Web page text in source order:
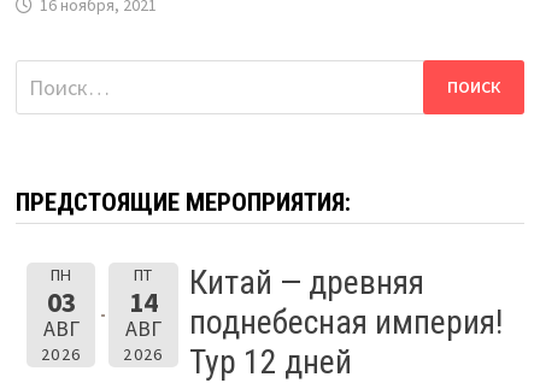
16 ноября, 2021
Найти:
ПРЕДСТОЯЩИЕ МЕРОПРИЯТИЯ:
ПН
03
АВГ
2026
ПТ
14
АВГ
2026
Китай — древняя
поднебесная империя!
Тур 12 дней